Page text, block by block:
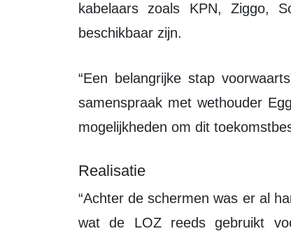
kabelaars zoals KPN, Ziggo,
beschikbaar zijn.
“Een belangrijke stap voorwaarts” aldus LOZ voorzitter Jan van de Beek. “In
samenspraak met wethouder
mogelijkheden om dit
Realisatie
“Achter de schermen was er al hard gewerkt om een video-platform te realiseren
wat de LOZ reeds gebruikt